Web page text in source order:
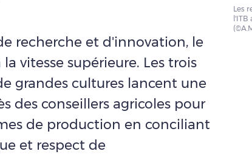
recherche et d'innovation, le
vitesse supérieure. Les trois
grandes cultures lancent une
des conseillers agricoles pour
de production en conciliant
et respect de
Les